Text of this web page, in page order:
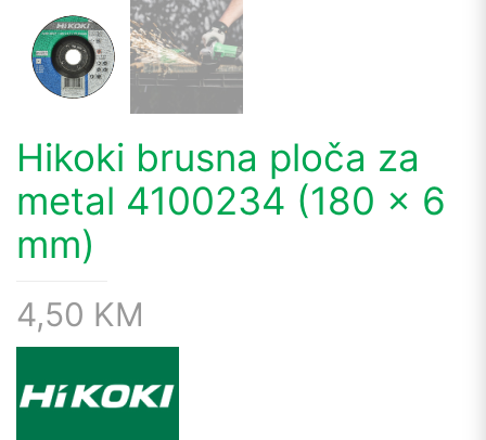
Hikoki brusna ploča za
metal 4100234 (180 x 6
mm)
4,50 KM